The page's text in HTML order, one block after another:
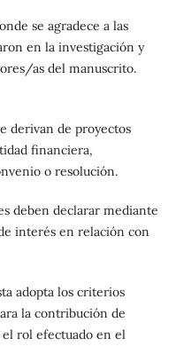
se agradece a las
en la investigación y
as del manuscrito.
derivan de proyectos
financiera,
o resolución.
deben declarar mediante
interés en relación con
adopta los criterios
la contribución de
el rol efectuado en el